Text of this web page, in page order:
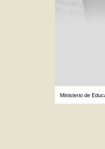
Ministerio de